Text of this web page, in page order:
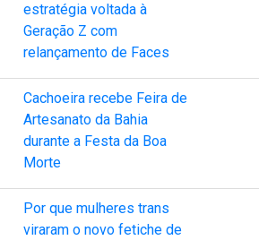
estratégia voltada à
Geração Z com
relançamento de Faces
Cachoeira recebe Feira de
Artesanato da Bahia
durante a Festa da Boa
Morte
Por que mulheres trans
viraram o novo fetiche de